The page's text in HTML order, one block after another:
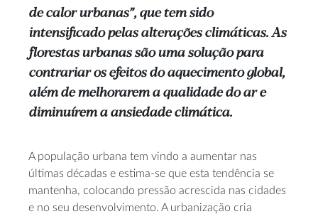
de calor urbanas”, que tem sido
intensificado pelas alterações climáticas. As
florestas urbanas são uma solução para
contrariar os efeitos do aquecimento global,
além de melhorarem a qualidade do ar e
diminuírem a ansiedade climática.
A população urbana tem vindo a aumentar nas
últimas décadas e estima-se que esta tendência se
mantenha, colocando pressão acrescida nas cidades
e no seu desenvolvimento. A urbanização cria